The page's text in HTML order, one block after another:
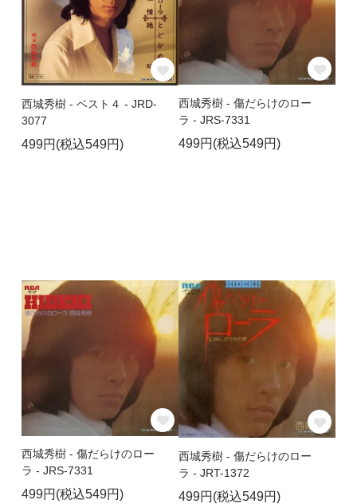
西城秀樹 - ベスト４ - JRD-
3077
499円(税込549円)
西城秀樹 - 傷だらけのロー
ラ - JRS-7331
499円(税込549円)
西城秀樹 - 傷だらけのロー
ラ - JRS-7331
499円(税込549円)
西城秀樹 - 傷だらけのロー
ラ - JRT-1372
499円(税込549円)